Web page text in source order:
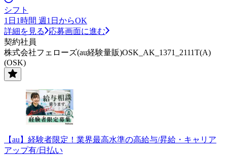
シフト
1日1時間 週1日からOK
詳細を見る
応募画面に進む
契約社員
株式会社フェローズ(au経験量販)OSK_AK_1371_2111T(A)
(OSK)
【au】経験者限定！業界最高水準の高給与/昇給・キャリア
アップ有/日払い